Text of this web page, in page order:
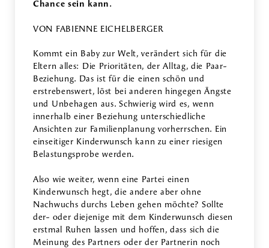
Chance sein kann.
VON FABIENNE EICHELBERGER
Kommt ein Baby zur Welt, verändert sich für die
Eltern alles: Die Prioritäten, der Alltag, die Paar-
Beziehung. Das ist für die einen schön und
erstrebenswert, löst bei anderen hingegen Ängste
und Unbehagen aus. Schwierig wird es, wenn
innerhalb einer Beziehung unterschiedliche
Ansichten zur Familienplanung vorherrschen. Ein
einseitiger Kinderwunsch kann zu einer riesigen
Belastungsprobe werden.
Also wie weiter, wenn eine Partei einen
Kinderwunsch hegt, die andere aber ohne
Nachwuchs durchs Leben gehen möchte? Sollte
der- oder diejenige mit dem Kinderwunsch diesen
erstmal Ruhen lassen und hoffen, dass sich die
Meinung des Partners oder der Partnerin noch